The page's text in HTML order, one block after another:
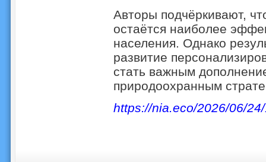
Авторы подчёркивают,
остаётся наиболее
населения. Однако
развитие
стать важным
природоохранным
https://nia.eco/2026/06/